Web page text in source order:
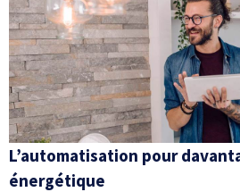
L’automatisation pour
énergétique